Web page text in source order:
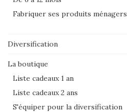
Fabriquer ses produits ménagers
Diversification
La boutique
Liste cadeaux 1 an
Liste cadeaux 2 ans
S'équiper pour la diversification